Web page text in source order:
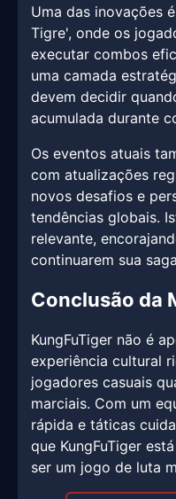
Uma das inovações
Tigre', onde os
executar combos
uma camada
devem decidir
acumulada durante
Os eventos atuais
com atualizações
novos desafios e
tendências globais.
relevante,
continuarem sua
Conclusão da
KungFuTiger não é
experiência cultural
jogadores casuais
marciais. Com um
rápida e táticas
que KungFuTiger
ser um jogo de luta